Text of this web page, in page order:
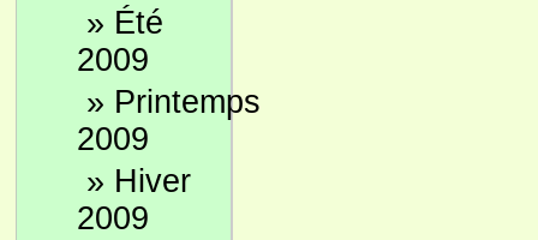
» Été
2009
» Printemps
2009
» Hiver
2009